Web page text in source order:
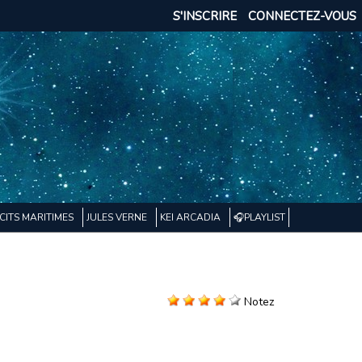
CONNECTEZ-VOUS
S'INSCRIRE
MARITIMES JULES VERNE KEI ARCADIA 🎧PLAYLIST
Notez